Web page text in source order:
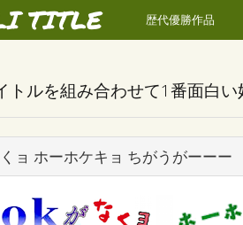
TITLE 歴代優勝作品
トルを組み合わせて1番面白
ョ ホーホケキョ ちがうがーーー